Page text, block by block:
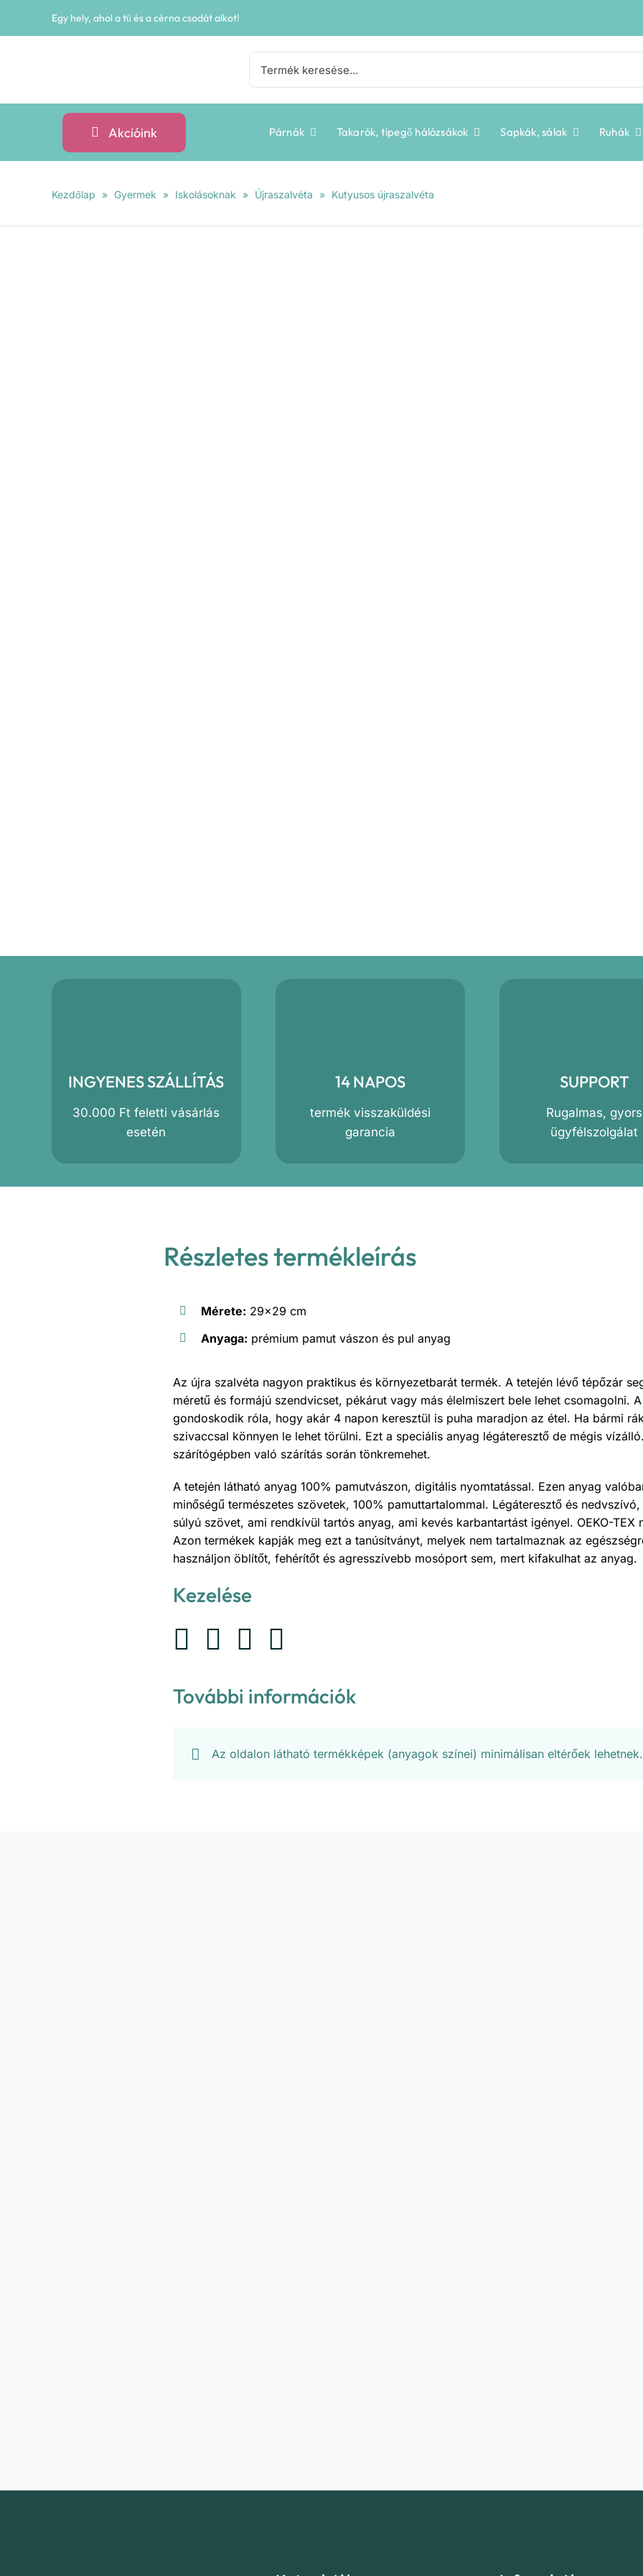
Egy hely, ahol a tű és a cérna csodát alkot!
Keresés...
Akcióink Párnák Takarók, tipegő hálózsákok Sapkák, sálak Ruhák
Kezdőlap » Gyermek » Iskolásoknak » Újraszalvéta » Kutyusos újraszalvéta
INGYENES SZÁLLÍTÁS
30.000 Ft feletti vásárlás
esetén
14 NAPOS
termék visszaküldési
garancia
SUPPORT
Rugalmas, gyors
ügyfélszolgálat
Részletes termékleírás
Mérete: 29×29 cm
Anyaga: prémium pamut vászon és pul anyag
Az újra szalvéta nagyon praktikus és környezetbarát termék. A tetején lévő tépőzár
méretű és formájú szendvicset, pékárut vagy más élelmiszert bele lehet csomagolni.
gondoskodik róla, hogy akár 4 napon keresztül is puha maradjon az étel. Ha bármi
szivaccsal könnyen le lehet törülni. Ezt a speciális anyag légáteresztő de mégis
szárítógépben való szárítás során tönkremehet.
A tetején látható anyag 100% pamutvászon, digitális nyomtatással. Ezen anyag
minőségű természetes szövetek, 100% pamuttartalommal. Légáteresztő és
súlyú szövet, ami rendkívül tartós anyag, ami kevés karbantartást igényel. OEKO-TEX
Azon termékek kapják meg ezt a tanúsítványt, melyek nem tartalmaznak az
használjon öblítőt, fehérítőt és agresszívebb mosóport sem, mert kifakulhat az anyag.
Kezelése
További információk
Az oldalon látható termékképek (anyagok színei) minimálisan eltérőek lehetnek.